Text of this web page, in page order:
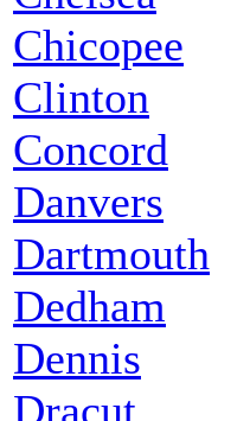
Chicopee
Clinton
Concord
Danvers
Dartmouth
Dedham
Dennis
Dracut